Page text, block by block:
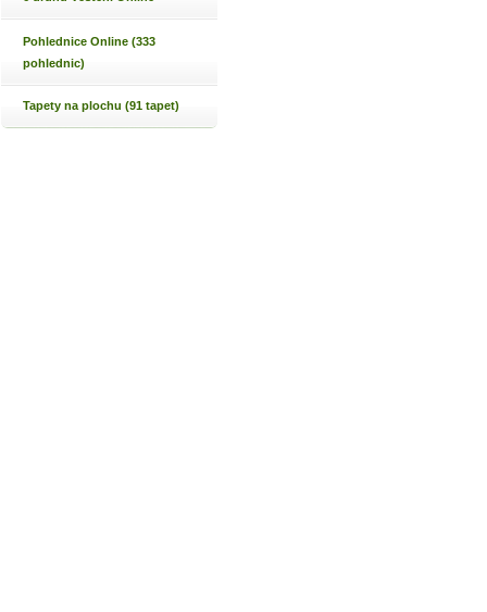
Pohlednice Online (333
pohlednic)
Tapety na plochu (91 tapet)